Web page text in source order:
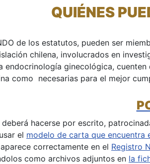
QUIÉNES
de los estatutos, pueden ser
chilena, involucrados en
endocrinología ginecológica,
como necesarias para el mejor
hacerse por escrito,
el modelo de carta que encuentra
correctamente en el Registro
como archivos adjuntos en la